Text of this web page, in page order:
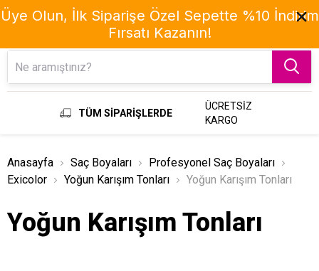
TÜM SİPARİŞLERDE
ÜCRETSİZ
KARGO
Anasayfa Saç Boyaları
Profesyonel Saç Boyaları
Exicolor
Yoğun Karışım Tonları Yoğun Karışım Tonları
Yoğun Karışım Tonları
Üye Olun, İlk Siparişe Özel Sepette %10 İndirim
Fırsatı Kazanın!